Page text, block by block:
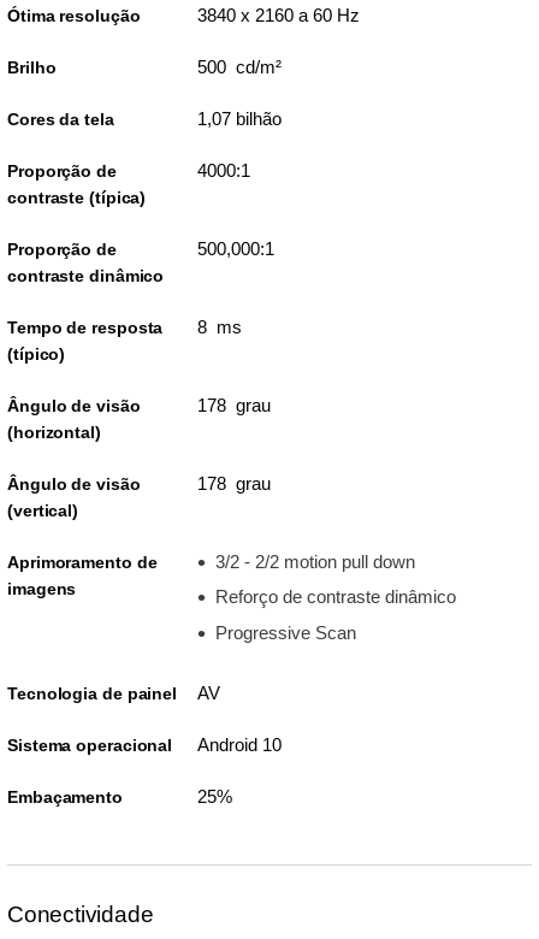
Ótima resolução 3840 x 2160 a 60 Hz
Brilho 500 cd/m²
Cores da tela 1,07 bilhão
Proporção de
contraste (típica)
4000:1
Proporção de
contraste dinâmico
500,000:1
Tempo de resposta
(típico)
8 ms
Ângulo de visão
(horizontal)
178 grau
Ângulo de visão
(vertical)
178 grau
Aprimoramento de
imagens
3/2 - 2/2 motion pull down
Reforço de contraste dinâmico
Progressive Scan
Tecnologia de painel AV
Sistema operacional Android 10
Embaçamento 25%
Conectividade